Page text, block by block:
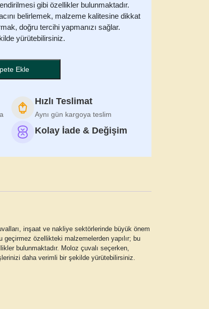
gibi özellikler bulunmaktadır.
belirlemek, malzeme kalitesine dikkat
doğru tercihi yapmanızı sağlar.
yürütebilirsiniz.
Ekle
Hızlı Teslimat
Aynı gün kargoya teslim
Kolay İade & Değişim
, inşaat ve nakliye sektörlerinde büyük önem
geçirmez özellikteki malzemelerden yapılır; bu
bulunmaktadır. Moloz çuvalı seçerken,
daha verimli bir şekilde yürütebilirsiniz.